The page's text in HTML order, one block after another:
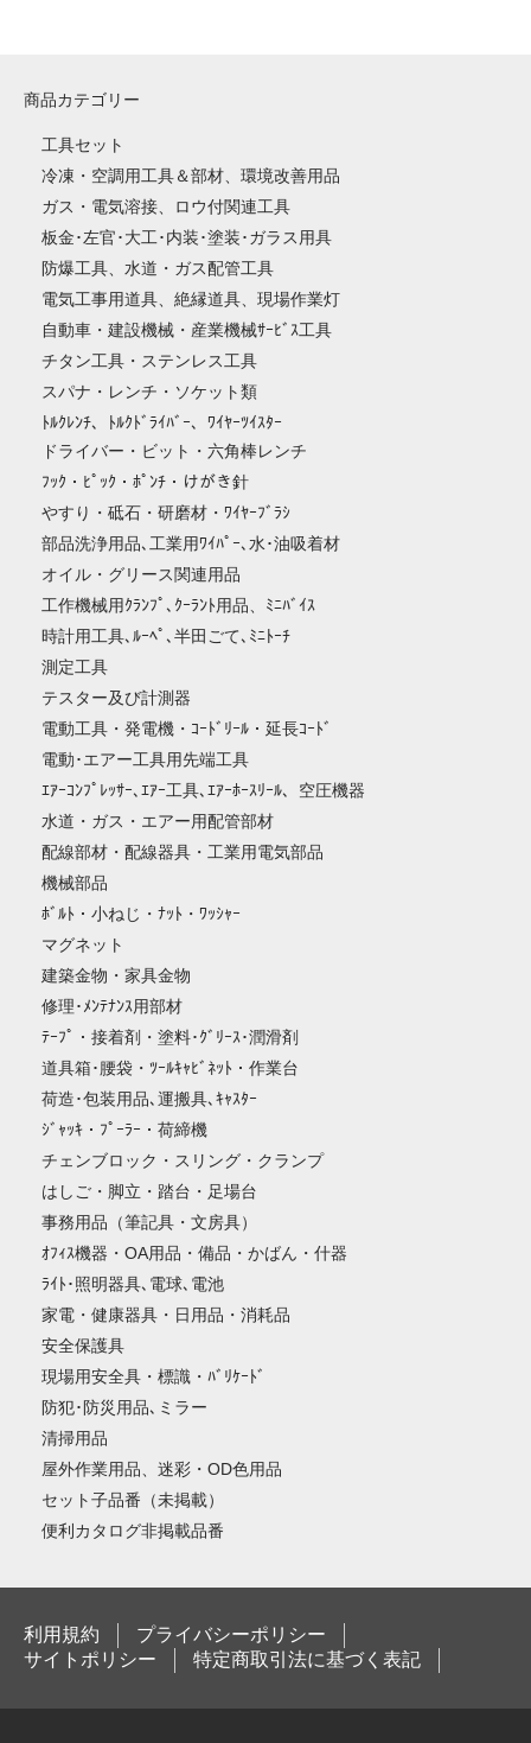
商品カテゴリー
工具セット
冷凍・空調用工具＆部材、環境改善用品
ガス・電気溶接、ロウ付関連工具
板金･左官･大工･内装･塗装･ガラス用具
防爆工具、水道・ガス配管工具
電気工事用道具、絶縁道具、現場作業灯
自動車・建設機械・産業機械ｻｰﾋﾞｽ工具
チタン工具・ステンレス工具
スパナ・レンチ・ソケット類
ﾄﾙｸﾚﾝﾁ、ﾄﾙｸﾄﾞﾗｲﾊﾞｰ、ﾜｲﾔｰﾂｲｽﾀｰ
ドライバー・ビット・六角棒レンチ
ﾌｯｸ・ﾋﾟｯｸ・ﾎﾟﾝﾁ・けがき針
やすり・砥石・研磨材・ﾜｲﾔｰﾌﾞﾗｼ
部品洗浄用品､工業用ﾜｲﾊﾟｰ､水･油吸着材
オイル・グリース関連用品
工作機械用ｸﾗﾝﾌﾟ､ｸｰﾗﾝﾄ用品、ﾐﾆﾊﾞｲｽ
時計用工具､ﾙｰﾍﾟ､半田ごて､ﾐﾆﾄｰﾁ
測定工具
テスター及び計測器
電動工具・発電機・ｺｰﾄﾞﾘｰﾙ・延長ｺｰﾄﾞ
電動･エアー工具用先端工具
ｴｱｰｺﾝﾌﾟﾚｯｻｰ､ｴｱｰ工具､ｴｱｰﾎｰｽﾘｰﾙ、空圧機器
水道・ガス・エアー用配管部材
配線部材・配線器具・工業用電気部品
機械部品
ﾎﾞﾙﾄ・小ねじ・ﾅｯﾄ・ﾜｯｼｬｰ
マグネット
建築金物・家具金物
修理･ﾒﾝﾃﾅﾝｽ用部材
ﾃｰﾌﾟ・接着剤・塗料･ｸﾞﾘｰｽ･潤滑剤
道具箱･腰袋・ﾂｰﾙｷｬﾋﾞﾈｯﾄ・作業台
荷造･包装用品､運搬具､ｷｬｽﾀｰ
ｼﾞｬｯｷ・ﾌﾟｰﾗｰ・荷締機
チェンブロック・スリング・クランプ
はしご・脚立・踏台・足場台
事務用品（筆記具・文房具）
ｵﾌｨｽ機器・OA用品・備品・かばん・什器
ﾗｲﾄ･照明器具､電球､電池
家電・健康器具・日用品・消耗品
安全保護具
現場用安全具・標識・ﾊﾞﾘｹｰﾄﾞ
防犯･防災用品､ミラー
清掃用品
屋外作業用品、迷彩・OD色用品
セット子品番（未掲載）
便利カタログ非掲載品番
利用規約
プライバシーポリシー
サイトポリシー
特定商取引法に基づく表記